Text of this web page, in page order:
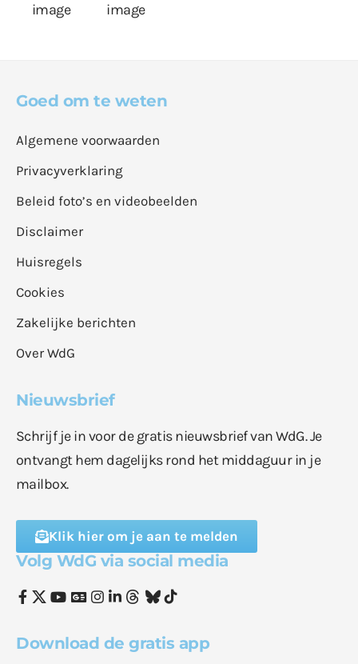
Goed om te weten
Algemene voorwaarden
Privacyverklaring
Beleid foto’s en videobeelden
Disclaimer
Huisregels
Cookies
Zakelijke berichten
Over WdG
Nieuwsbrief
Schrijf je in voor de gratis nieuwsbrief van WdG. Je
ontvangt hem dagelijks rond het middaguur in je
mailbox.
Klik hier om je aan te melden
Volg WdG via social media
Download de gratis app